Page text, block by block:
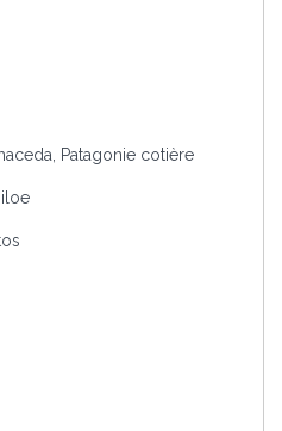
Patagonie cotière